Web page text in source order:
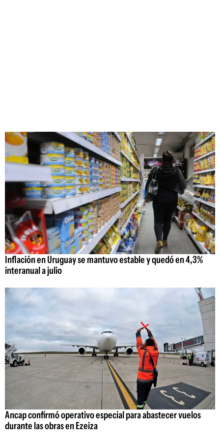
Inflación en Uruguay se mantuvo estable y quedó en 4,3%
interanual a julio
Ancap confirmó operativo especial para abastecer vuelos
durante las obras en Ezeiza